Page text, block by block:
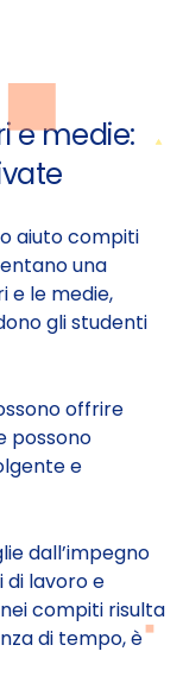
e medie:
aiuto compiti
una
e le medie,
gli studenti
offrire
possono
e
dall’impegno
di lavoro e
compiti risulta
di tempo, è